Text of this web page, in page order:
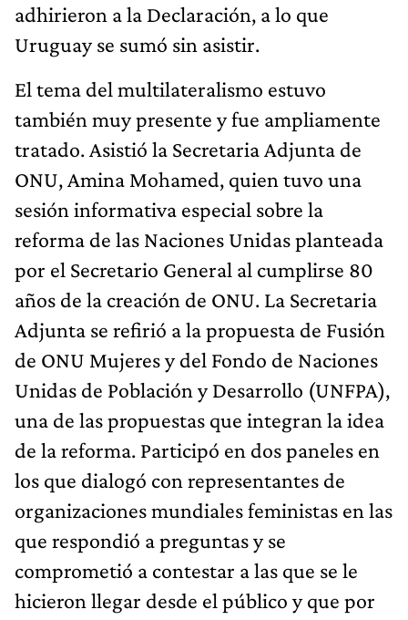
adhirieron a la Declaración, a lo que
Uruguay se sumó sin asistir.
El tema del multilateralismo estuvo
también muy presente y fue ampliamente
tratado. Asistió la Secretaria Adjunta de
ONU, Amina Mohamed, quien tuvo una
sesión informativa especial sobre la
reforma de las Naciones Unidas planteada
por el Secretario General al cumplirse 80
años de la creación de ONU. La Secretaria
Adjunta se refirió a la propuesta de Fusión
de ONU Mujeres y del Fondo de Naciones
Unidas de Población y Desarrollo (UNFPA),
una de las propuestas que integran la idea
de la reforma. Participó en dos paneles en
los que dialogó con representantes de
organizaciones mundiales feministas en las
que respondió a preguntas y se
comprometió a contestar a las que se le
hicieron llegar desde el público y que por